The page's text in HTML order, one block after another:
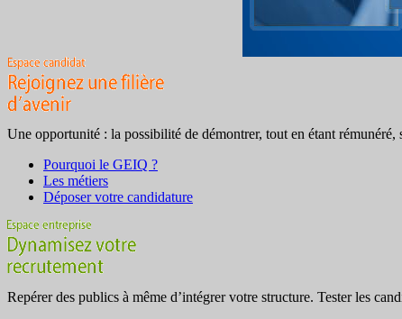
Une opportunité : la possibilité de démontrer, tout en étant
Pourquoi le GEIQ ?
Les métiers
Déposer votre candidature
Repérer des publics à même d’intégrer votre structure. Tester les